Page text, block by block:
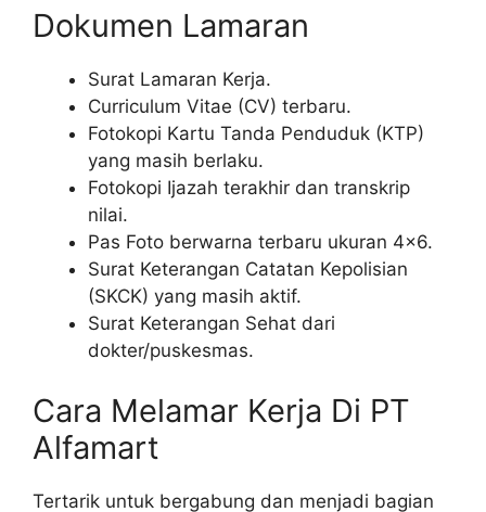
Dokumen Lamaran
Surat Lamaran Kerja.
Curriculum Vitae (CV) terbaru.
Fotokopi Kartu Tanda Penduduk (KTP)
yang masih berlaku.
Fotokopi Ijazah terakhir dan transkrip
nilai.
Pas Foto berwarna terbaru ukuran 4×6.
Surat Keterangan Catatan Kepolisian
(SKCK) yang masih aktif.
Surat Keterangan Sehat dari
dokter/puskesmas.
Cara Melamar Kerja Di PT
Alfamart
Tertarik untuk bergabung dan menjadi bagian